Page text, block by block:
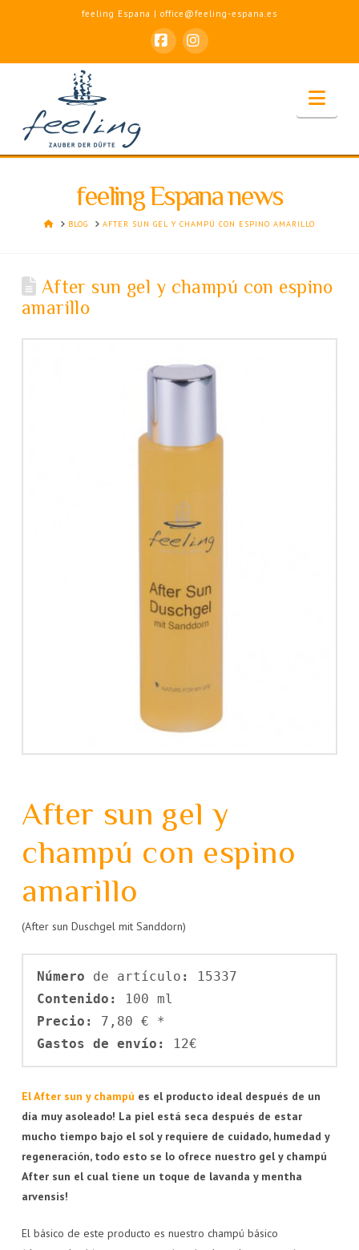
feeling Espana | office@feeling-espana.es
FacebookInstagram
feeling Espana news
HOMEBLOG AFTER SUN GEL Y CHAMPÚ CON ESPINO AMARILLO
After sun gel y champú con espino
amarillo
After sun gel y
champú con espino
amarillo
(After sun Duschgel mit Sanddorn)
Número de artículo : 15337
Contenido: 100 ml
Precio:
7,80 € *
Gastos de envío:
12€
El After sun y champúes el producto ideal después de un
día muy asoleado! La piel está seca después de estar
mucho tiempo bajo el sol y requiere de cuidado, humedad y
regeneración, todo esto se lo ofrece nuestro gel y champú
After sun el cual tiene un toque de lavanda y mentha
arvensis!
El básico de este producto es nuestro champú básico